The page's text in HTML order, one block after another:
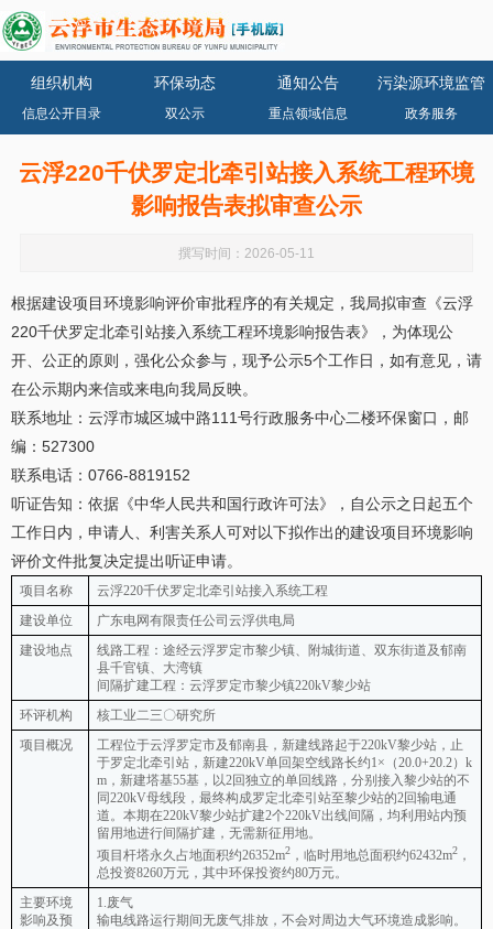
组织机构 环保动态 通知公告 污染源环境监管
信息公开目录 双公示 重点领域信息 政务服务
云浮220千伏罗定北牵引站接入系统工程环境
影响报告表拟审查公示
撰写时间：2026-05-11
根据建设项目环境影响评价审批程序的有关规定，我局拟审查《云浮
220千伏罗定北牵引站接入系统工程环境影响报告表》，为体现公
开、公正的原则，强化公众参与，现予公示5个工作日，如有意见，请
在公示期内来信或来电向我局反映。
联系地址：云浮市城区城中路111号行政服务中心二楼环保窗口，邮
编：527300
联系电话：0766-8819152
听证告知：依据《中华人民共和国行政许可法》，自公示之日起五个
工作日内，申请人、利害关系人可对以下拟作出的建设项目环境影响
评价文件批复决定提出听证申请。
项目名称
云浮220千伏罗定北牵引站接入系统工程
建设单位
广东电网有限责任公司云浮供电局
建设地点
线路工程：途经云浮罗定市黎少镇、附城街道、双东街道及郁南
县千官镇、大湾镇
间隔扩建工程：云浮罗定市黎少镇220kV黎少站
环评机构
核工业二三〇研究所
项目概况
工程位于云浮罗定市及郁南县，新建线路起于220kV黎少站，止
于罗定北牵引站，新建220kV单回架空线路长约1×（20.0+20.2）k
m，新建塔基55基，以2回独立的单回线路，分别接入黎少站的不
同220kV母线段，最终构成罗定北牵引站至黎少站的2回输电通
道。本期在220kV黎少站扩建2个220kV出线间隔，均利用站内预
留用地进行间隔扩建，无需新征用地。
项目杆塔永久占地面积约26352m2 ，临时用地总面积约62432m2 ，
总投资8260万元，其中环保投资约80万元。
主要环境
影响及预
1.废气
输电线路运行期间无废气排放，不会对周边大气环境造成影响。